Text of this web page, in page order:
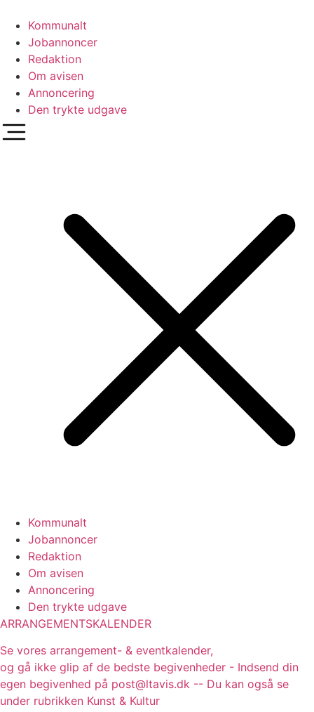
indhold
Kommunalt
Jobannoncer
Redaktion
Om avisen
Annoncering
Den trykte udgave
Kommunalt
Jobannoncer
Redaktion
Om avisen
Annoncering
Den trykte udgave
ARRANGEMENTSKALENDER
Se vores arrangement- & eventkalender,
og gå ikke glip af de bedste begivenheder - Indsend din
egen begivenhed på post@ltavis.dk -- Du kan også se
under rubrikken Kunst & Kultur